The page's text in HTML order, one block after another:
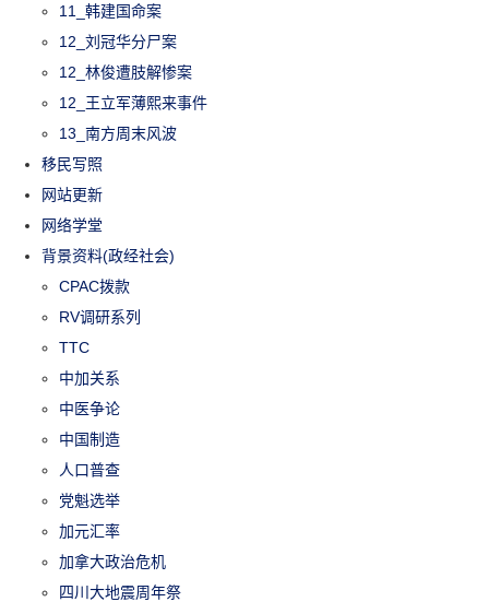
11_韩建国命案
12_刘冠华分尸案
12_林俊遭肢解惨案
12_王立军薄熙来事件
13_南方周末风波
移民写照
网站更新
网络学堂
背景资料(政经社会)
CPAC拨款
RV调研系列
TTC
中加关系
中医争论
中国制造
人口普查
党魁选举
加元汇率
加拿大政治危机
四川大地震周年祭